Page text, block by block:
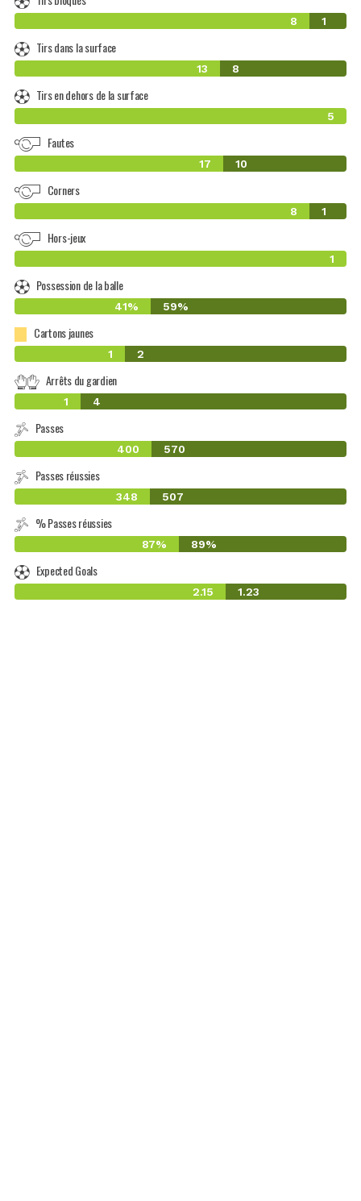
8 1
Tirs dans la surface
13 8
Tirs en dehors de la surface
5
Fautes
17 10
Corners
8 1
Hors-jeux
1
Possession de la balle
41% 59%
Cartons jaunes
1 2
Arrêts du gardien
1 4
Passes
400 570
Passes réussies
348 507
% Passes réussies
87% 89%
Expected Goals
2.15 1.23